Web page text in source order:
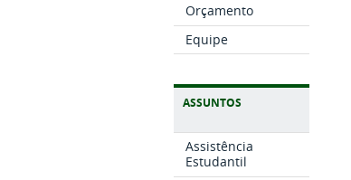
Orçamento
Equipe
ASSUNTOS
Assistência
Estudantil